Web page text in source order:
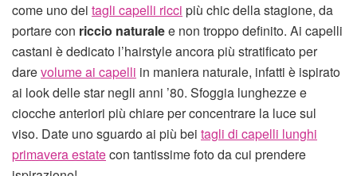
come uno dei tagli capelli ricci più chic della stagione, da
portare con riccio naturalee non troppo definito. Ai capelli
castani è dedicato l’hairstyle ancora più stratificato per
darevolume ai capelli in maniera naturale, infatti è ispirato
ai look delle star negli anni ’80. Sfoggia lunghezze e
ciocche anteriori più chiare per concentrare la luce sul
viso. Date uno sguardo ai più bei tagli di capelli lunghi
primavera estatecon tantissime foto da cui prendere